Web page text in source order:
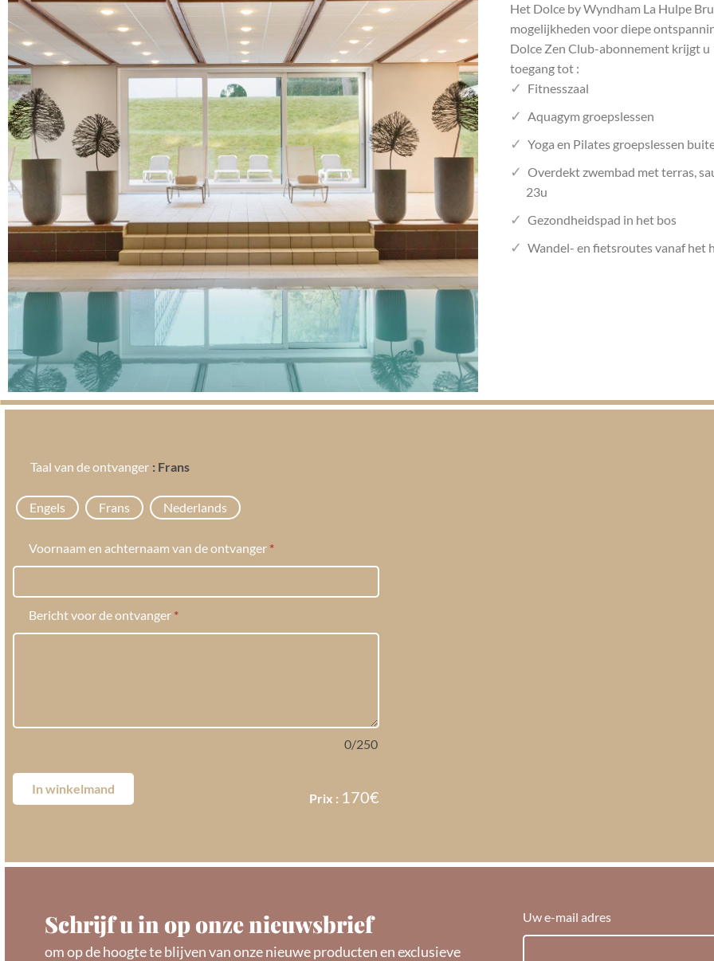
Het Dolce by Wyndham La Hulpe
mogelijkheden voor diepe
Dolce Zen Club-abonnement krijgt u
toegang tot :
Fitnesszaal
Aquagym groepslessen
Yoga en Pilates groepslessen
Overdekt zwembad met terras,
23u
Gezondheidspad in het bos
Wandel- en fietsroutes vanaf het
Taal van de ontvanger : Frans
Engels Frans Nederlands
Voornaam en achternaam van de ontvanger *
Bericht voor de ontvanger *
0/250
In winkelmand 170€
Schrijf u in op onze nieuwsbrief
om op de hoogte te blijven van onze nieuwe producten en exclusieve
Uw e-mail adres